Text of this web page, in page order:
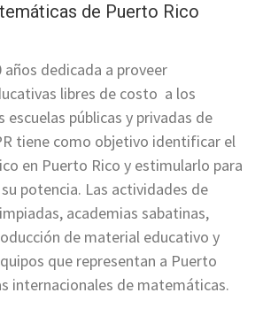
de Puerto Rico
años dedicada a proveer
libres de costo a los
escuelas públicas y privadas de
tiene como objetivo identificar el
en Puerto Rico y estimularlo para
potencia. Las actividades de
academias sabatinas,
de material educativo y
que representan a Puerto
internacionales de matemáticas.